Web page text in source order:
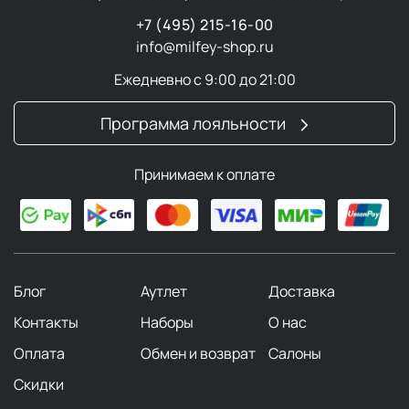
разработанные с учетом ее процессов и особенностей,
дают наилучшие результаты и обеспечивают
Skinessentials
ЛинияSkin Essentialsвключает широкий ассортимент
средств для базового ухода за кожей лица, шеи,
области вокруг глаз и губ, а также для тела. В
ассортименте есть продукты для всех типов кожи и
Отшелушивающий энзимный лосьонEnzyme
Peeling Liquid
Нежный тоник для восстановления pH
+7 (495) 215-16-00
info@milfey-shop.ru
Ежедневно с 9:00 до 21:00
Программа лояльности
Принимаем к оплате
Блог Аутлет
Доставка
Контакты
Наборы
О нас
Оплата
Обмен и возврат
Салоны
Скидки